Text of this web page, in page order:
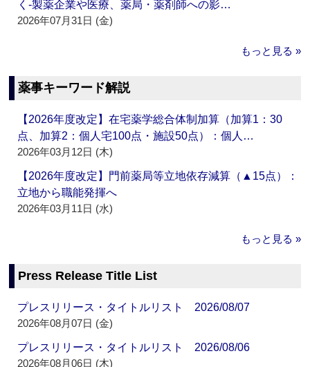
く‐製薬企業や医療、薬局・薬剤師への影…
2026年07月31日 (金)
もっと見る »
薬事キーワード解説
【2026年度改定】在宅薬学総合体制加算（加算1：30
点、加算2：個人宅100点・施設50点）：個人…
2026年03月12日 (木)
【2026年度改定】門前薬局等立地依存減算（▲15点）：
立地から職能発揮へ
2026年03月11日 (水)
もっと見る »
Press Release Title List
プレスリリース・タイトルリスト 2026/08/07
2026年08月07日 (金)
プレスリリース・タイトルリスト 2026/08/06
2026年08月06日 (木)